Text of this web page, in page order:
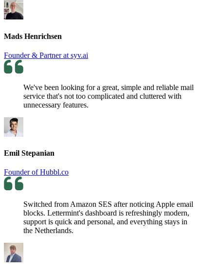
Mads Henrichsen
Founder & Partner at syv.ai
We've been looking for a great, simple and reliable mail
service that's not too complicated and cluttered with
unnecessary features.
Emil Stepanian
Founder of Hubbl.co
Switched from Amazon SES after noticing Apple email
blocks. Lettermint's dashboard is refreshingly modern,
support is quick and personal, and everything stays in
the Netherlands.